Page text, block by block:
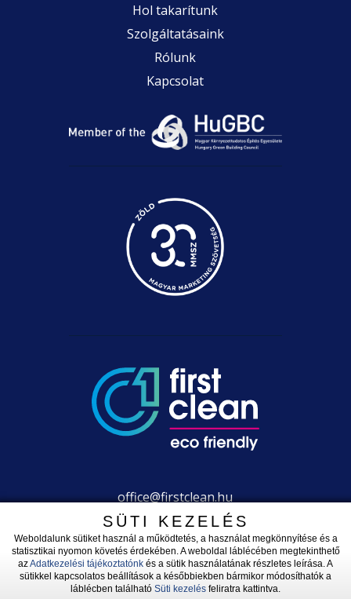
Hol takarítunk
Szolgáltatásaink
Rólunk
Kapcsolat
office@firstclean.hu
+36 30 203 2304
SÜTI KEZELÉS
Weboldalunk sütiket használ a működtetés, a használat megkönnyítése és a
statisztikai nyomon követés érdekében. A weboldal láblécében megtekinthető
azAdatkezelési tájékoztatónk és a sütik használatának részletes leírása. A
sütikkel kapcsolatos beállítások a későbbiekben bármikor módosíthatók a
láblécben található Süti kezelés feliratra kattintva.